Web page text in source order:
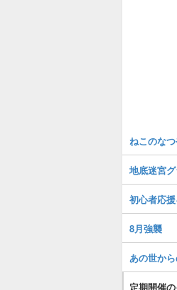
ねこのな
地底迷宮
初心者応
8月強襲
あの世か
定期開催